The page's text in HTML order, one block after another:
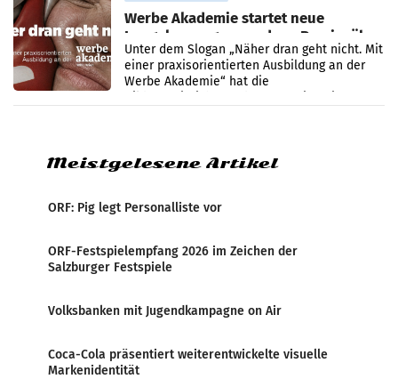
Werbe Akademie startet neue
Imagekampagne rund um Praxisnähe
Unter dem Slogan „Näher dran geht nicht. Mit
einer praxisorientierten Ausbildung an der
Werbe Akademie“ hat die
Meistgelesene Artikel
ORF: Pig legt Personalliste vor
ORF-Festspielempfang 2026 im Zeichen der
Salzburger Festspiele
Volksbanken mit Jugendkampagne on Air
Coca-Cola präsentiert weiterentwickelte visuelle
Markenidentität